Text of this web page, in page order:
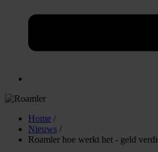
Home /
Nieuws /
Roamler hoe werkt het - geld